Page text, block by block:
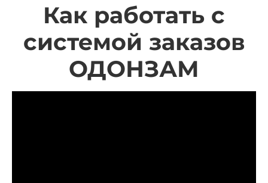
Как работать с
системой заказов
ОДОНЗАМ